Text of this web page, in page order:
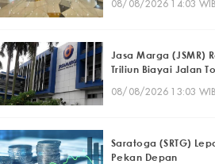
08/08/2026 14:03 WIB
Jasa Marga (JSMR)
Triliun Biayai Jalan
08/08/2026 13:03 WIB
Saratoga (SRTG)
Pekan Depan